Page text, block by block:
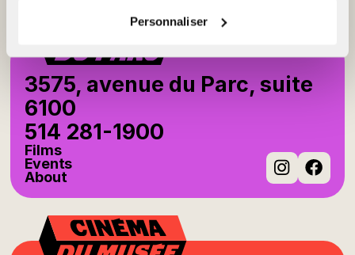
Personnaliser
3575, avenue du Parc, suite
6100
514 281-1900
Films
Events
About